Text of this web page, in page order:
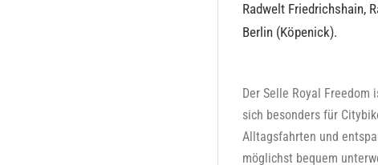
Radwelt Friedrichshain,
Berlin (Köpenick).
Der Selle Royal
sich besonders für
Alltagsfahrten und
möglichst bequem